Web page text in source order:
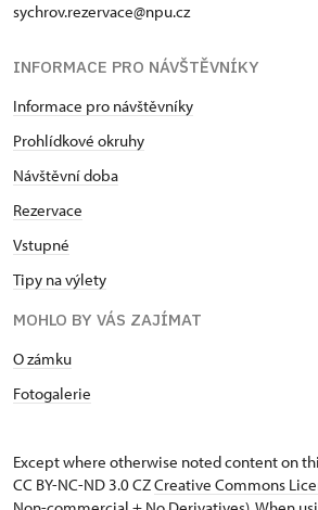
sychrov.rezervace@npu.cz
INFORMACE PRO NÁVŠTĚVNÍKY
Informace pro návštěvníky
Prohlídkové okruhy
Návštěvní doba
Rezervace
Vstupné
Tipy na výlety
MOHLO BY VÁS ZAJÍMAT
O zámku
Fotogalerie
Except where otherwise noted content on
CC BY-NC-ND 3.0 CZCreative Commons